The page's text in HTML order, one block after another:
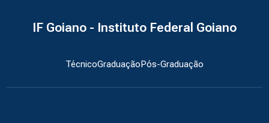
IF Goiano - Instituto Federal Goiano
TécnicoGraduaçãoPós-Graduação